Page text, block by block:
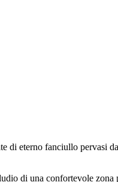
di eterno fanciullo pervasi
di una confortevole zona